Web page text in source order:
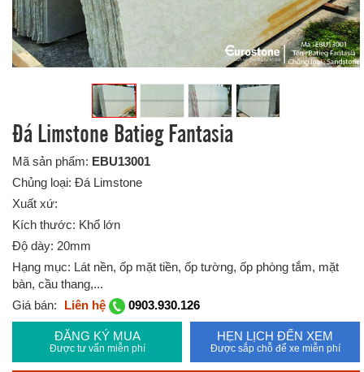
Đá Limstone Batieg Fantasia
Mã sản phẩm: EBU13001
Chủng loại: Đá Limstone
Xuất xứ:
Kích thước: Khổ lớn
Độ dày: 20mm
Hạng mục: Lát nền, ốp mặt tiền, ốp tường, ốp phòng tắm, mặt
bàn, cầu thang,...
Giá bán:
Liên hệ 0903.930.126
ĐĂNG KÝ MUA
Được tư vấn miễn phí
HẸN LỊCH ĐẾN XEM
Được sắp chỗ để xe miễn phí